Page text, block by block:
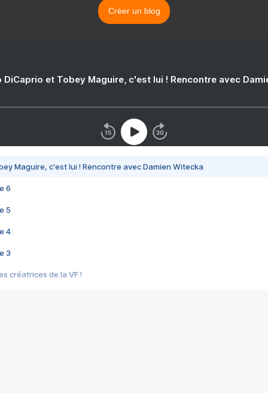
Créer un blog
DiCaprio et Tobey Maguire, c'est lui ! Rencontre avec
Maguire, c'est lui ! Rencontre avec Damien Witecka
6
5
4
3
créatrices de la VF !